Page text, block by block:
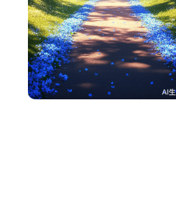
一不做事二不休息 115